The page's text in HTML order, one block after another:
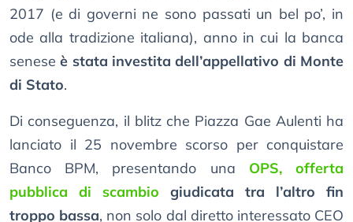
2017 (e di governi ne sono passati un bel po’, in
ode alla tradizione italiana), anno in cui la banca
seneseè stata investita dell’appellativo di Monte
di Stato.
Di conseguenza, il blitz che Piazza Gae Aulenti ha
lanciato il 25 novembre scorso per conquistare
Banco BPM, presentando una OPS, offerta
pubblica di scambio giudicata tra l’altro fin
troppo bassa, non solo dal diretto interessato CEO